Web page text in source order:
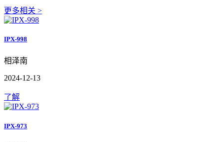
更多相关 >
IPX-998
相泽南
2024-12-13
了解
IPX-973